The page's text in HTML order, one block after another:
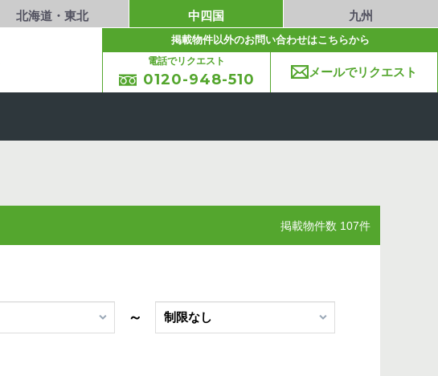
北海道・東北 中四国 九州
掲載物件以外のお問い合わせはこちらから
電話でリクエスト
0120-948-510 メールでリクエスト
掲載物件数 107件
～